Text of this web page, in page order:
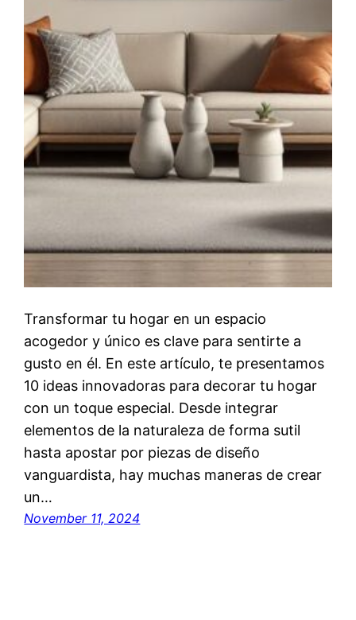
Transformar tu hogar en un espacio
acogedor y único es clave para sentirte a
gusto en él. En este artículo, te presentamos
10 ideas innovadoras para decorar tu hogar
con un toque especial. Desde integrar
elementos de la naturaleza de forma sutil
hasta apostar por piezas de diseño
vanguardista, hay muchas maneras de crear
un…
November 11, 2024